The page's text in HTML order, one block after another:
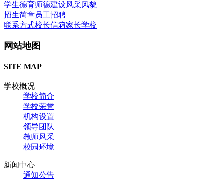
学生德育师德建设风采风貌
招生简章员工招聘
联系方式校长信箱家长学校
网站地图
SITE MAP
学校概况
学校简介
学校荣誉
机构设置
领导团队
教师风采
校园环境
新闻中心
通知公告